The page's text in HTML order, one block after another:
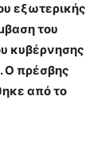
εξωτερικής
του
κυβέρνησης
Ο πρέσβης
από το